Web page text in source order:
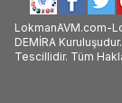
LokmanAVM.com-
DEMİRA
Tescillidir. Tüm